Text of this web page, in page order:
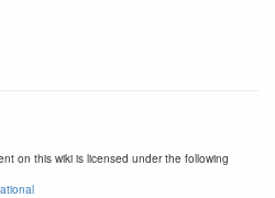
on this wiki is licensed under the following